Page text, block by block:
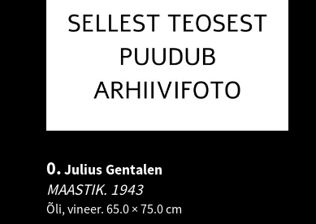
0.Julius Gentalen
MAASTIK. 1943
Õli, vineer. 65.0 × 75.0 cm